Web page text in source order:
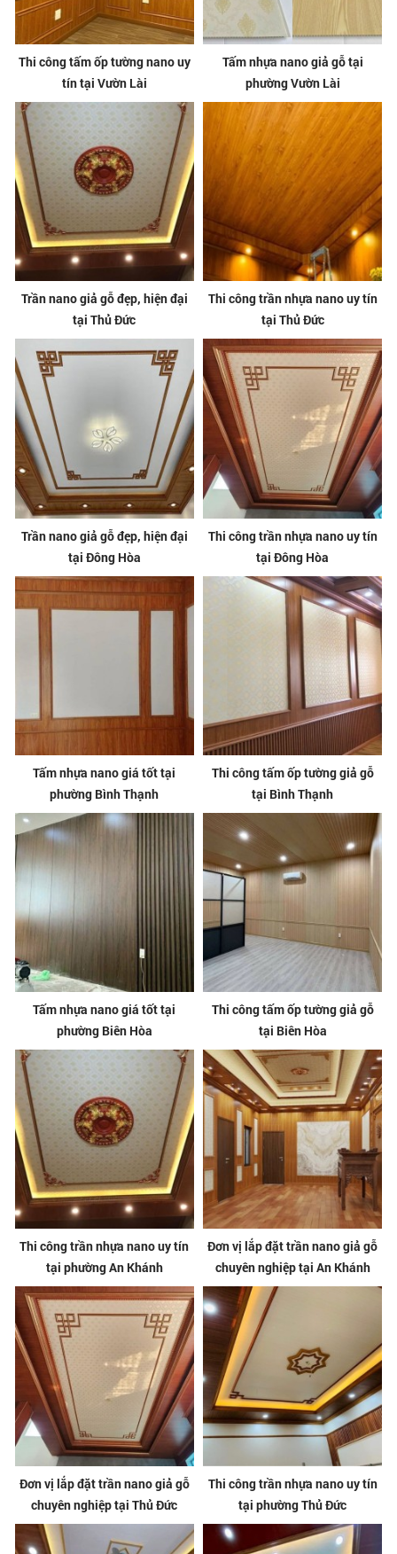
Thi công tấm ốp tường nano uy
tín tại Vườn Lài
Tấm nhựa nano giả gỗ tại
phường Vườn Lài
Trần nano giả gỗ đẹp, hiện đại
tại Thủ Đức
Thi công trần nhựa nano uy tín
tại Thủ Đức
Trần nano giả gỗ đẹp, hiện đại
tại Đông Hòa
Thi công trần nhựa nano uy tín
tại Đông Hòa
Tấm nhựa nano giá tốt tại
phường Bình Thạnh
Thi công tấm ốp tường giả gỗ
tại Bình Thạnh
Tấm nhựa nano giá tốt tại
phường Biên Hòa
Thi công tấm ốp tường giả gỗ
tại Biên Hòa
Thi công trần nhựa nano uy tín
tại phường An Khánh
Đơn vị lắp đặt trần nano giả gỗ
chuyên nghiệp tại An Khánh
Đơn vị lắp đặt trần nano giả gỗ
chuyên nghiệp tại Thủ Đức
Thi công trần nhựa nano uy tín
tại phường Thủ Đức